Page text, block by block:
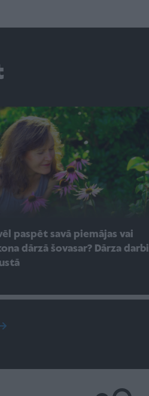
paspēt savā piemājas vai
dārzā šovasar? Dārza darbi